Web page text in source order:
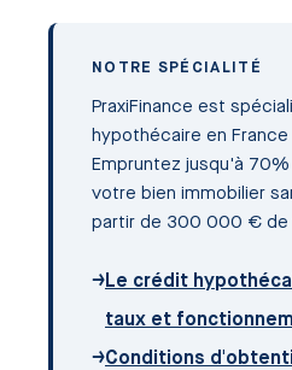
NOTRE SPÉCIALITÉ
PraxiFinance est
hypothécaire en
Empruntez jusqu'à
votre bien immobilier
partir de 300 000 € de
→Le crédit
taux et
→Conditions